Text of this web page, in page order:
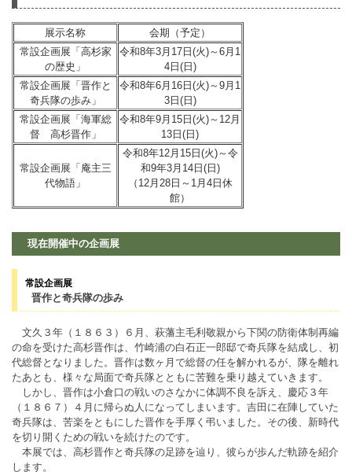
展示名称
会期（予定）
常設企画展「高杉家
の歴史」
令和8年3月17日(火)～6月1
4日(日)
常設企画展「晋作と
奇兵隊の歩み」
令和8年6月16日(火)～9月1
3日(日)
常設企画展「海軍総
督 高杉晋作」
令和8年9月15日(火)～12月
13日(日)
常設企画展「庵主三
代物語」
令和8年12月15日(火)～令
和9年3月14日(日)
（12月28日～1月4日休
館）
現在開催中の企画展
常設企画展
晋作と奇兵隊の歩み
文久３年（１８６３）６月、萩藩主毛利敬親から下関の防衛体制再編
の命を受けた高杉晋作は、竹崎浦の白石正一郎邸で奇兵隊を結成し、初
代総督となりました。晋作は数ヶ月で総督の任を解かれるが、隊を離れ
たあとも、様々な局面で奇兵隊とともに苦難を乗り越えていきます。
しかし、晋作は小倉口の戦いのさなかに体調不良を訴え、慶応３年
（１８６７）４月に帰らぬ人になってしまいます。吉田に在陣していた
奇兵隊は、苦楽をともにした晋作を手厚く弔いました。その後、新時代
を切り開くための戦いを続けたのです。
本展では、高杉晋作と奇兵隊の足跡を辿り、彼らが歩んだ軌跡を紹介
します。